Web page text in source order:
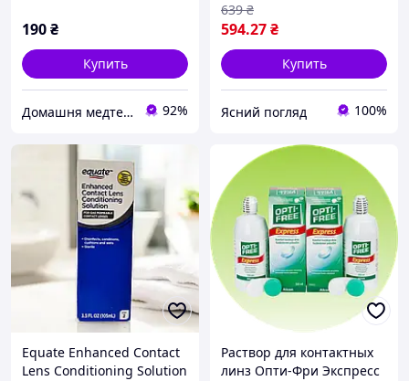
190₴
Купить
Домашня медтехніка та ортопедичні товари 92%
594.27₴
639 ₴
Купить
Ясний погляд 100%
Equate Enhanced Contact
Lens Conditioning Solution
Раствор для контактных
линз Опти-Фри Экспресс